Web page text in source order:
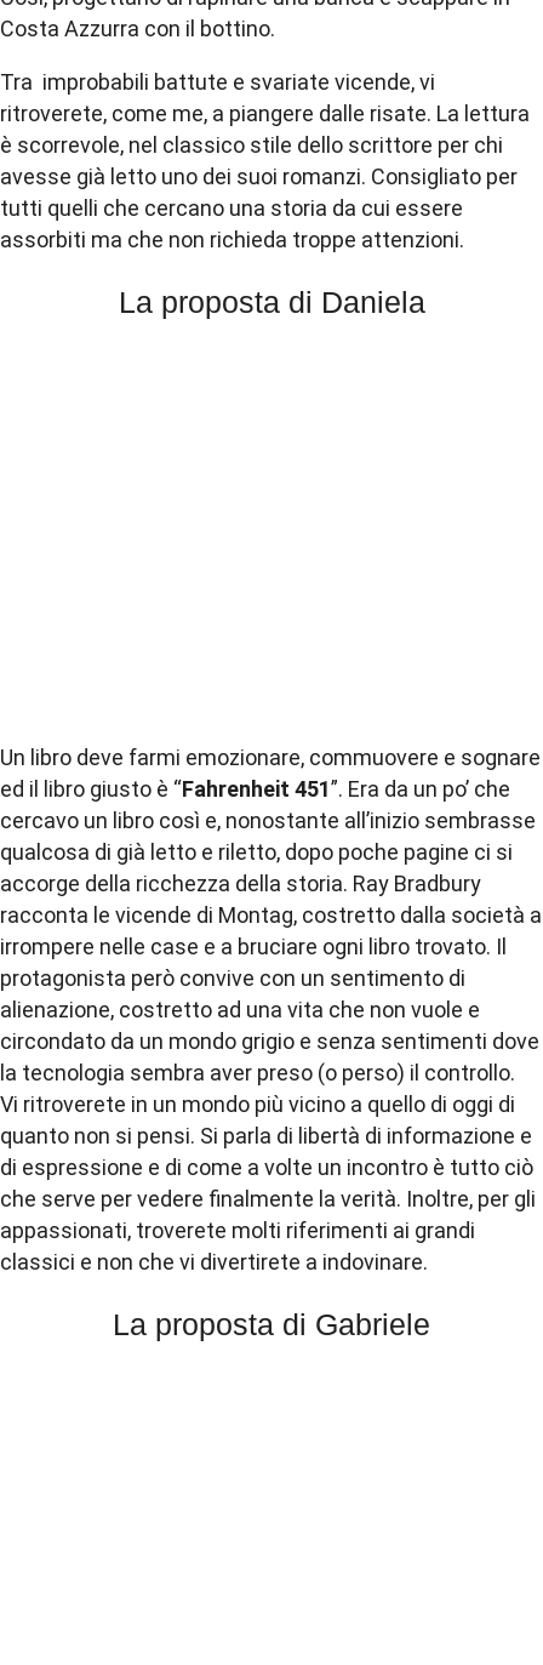
Costa Azzurra con il bottino.
Tra improbabili battute e svariate vicende, vi
ritroverete, come me, a piangere dalle risate. La lettura
è scorrevole, nel classico stile dello scrittore per chi
avesse già letto uno dei suoi romanzi. Consigliato per
tutti quelli che cercano una storia da cui essere
assorbiti ma che non richieda troppe attenzioni.
La proposta di Daniela
Un libro deve farmi emozionare, commuovere e sognare
ed il libro giusto è “Fahrenheit 451”. Era da un po’ che
cercavo un libro così e, nonostante all’inizio sembrasse
qualcosa di già letto e riletto, dopo poche pagine ci si
accorge della ricchezza della storia. Ray Bradbury
racconta le vicende di Montag, costretto dalla società a
irrompere nelle case e a bruciare ogni libro trovato. Il
protagonista però convive con un sentimento di
alienazione, costretto ad una vita che non vuole e
circondato da un mondo grigio e senza sentimenti dove
la tecnologia sembra aver preso (o perso) il controllo.
Vi ritroverete in un mondo più vicino a quello di oggi di
quanto non si pensi. Si parla di libertà di informazione e
di espressione e di come a volte un incontro è tutto ciò
che serve per vedere finalmente la verità. Inoltre, per gli
appassionati, troverete molti riferimenti ai grandi
classici e non che vi divertirete a indovinare.
La proposta di Gabriele